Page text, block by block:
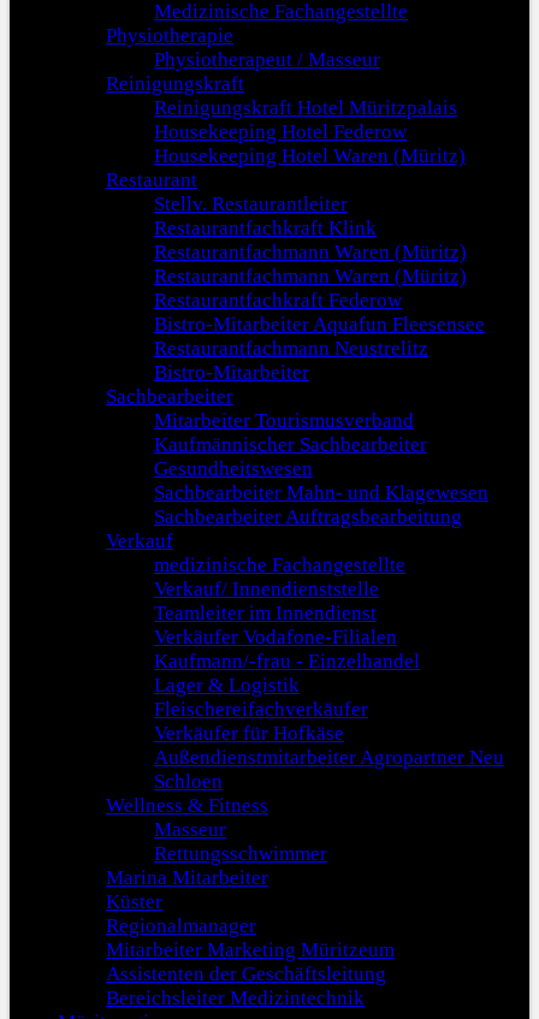
Medizinische Fachangestellte
Physiotherapie
Physiotherapeut / Masseur
Reinigungskraft
Reinigungskraft Hotel Müritzpalais
Housekeeping Hotel Federow
Housekeeping Hotel Waren (Müritz)
Restaurant
Stellv. Restaurantleiter
Restaurantfachkraft Klink
Restaurantfachmann Waren (Müritz)
Restaurantfachmann Waren (Müritz)
Restaurantfachkraft Federow
Bistro-Mitarbeiter Aquafun Fleesensee
Restaurantfachmann Neustrelitz
Bistro-Mitarbeiter
Sachbearbeiter
Mitarbeiter Tourismusverband
Kaufmännischer Sachbearbeiter
Gesundheitswesen
Sachbearbeiter Mahn- und Klagewesen
Sachbearbeiter Auftragsbearbeitung
Verkauf
medizinische Fachangestellte
Verkauf/ Innendienststelle
Teamleiter im Innendienst
Verkäufer Vodafone-Filialen
Kaufmann/-frau - Einzelhandel
Lager & Logistik
Fleischereifachverkäufer
Verkäufer für Hofkäse
Außendienstmitarbeiter Agropartner Neu
Schloen
Wellness & Fitness
Masseur
Rettungsschwimmer
Marina Mitarbeiter
Küster
Regionalmanager
Mitarbeiter Marketing Müritzeum
Assistenten der Geschäftsleitung
Bereichsleiter Medizintechnik